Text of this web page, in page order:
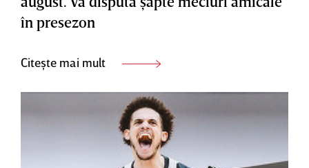
în presezon
Citește mai mult